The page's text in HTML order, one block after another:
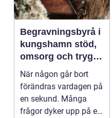
Begravningsbyrå i
kungshamn stöd,
omsorg och trygg
vägledning
När någon går bort
förändras vardagen på
en sekund. Många
frågor dyker upp på en